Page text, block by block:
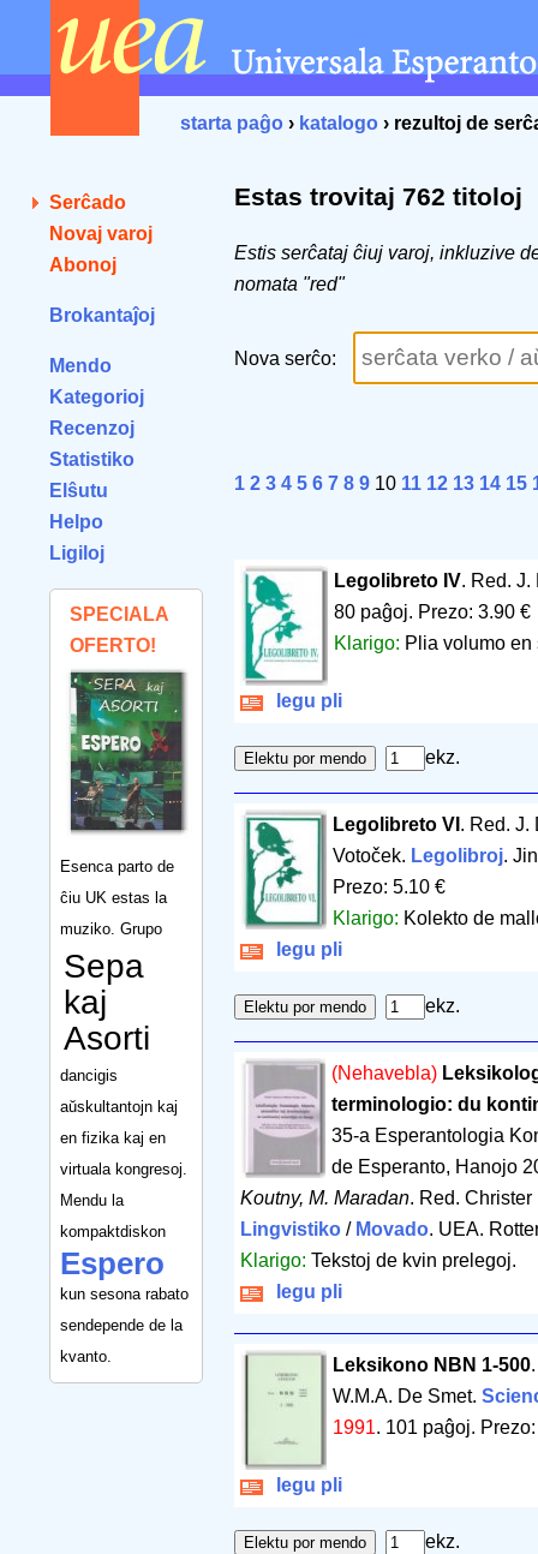
starta paĝo › katalogo › rezultoj de
Serĉado
Novaj varoj
Abonoj
Brokantaĵoj
Mendo
Kategorioj
Recenzoj
Statistiko
Elŝutu
Helpo
Ligiloj
SPECIALA
OFERTO!
Esenca parto de
ĉiu UK estas la
muziko. Grupo
Sepa
kaj
Asorti
dancigis
aŭskultantojn kaj
en fizika kaj en
virtuala kongresoj.
Mendu la
kompaktdiskon
Espero
kun sesona rabato
sendepende de la
kvanto.
Estas trovitaj 762 titoloj
Estis serĉataj ĉiuj varoj, inkluzive
nomata "red"
Nova serĉo:
1 2 3 4 5 6 7 8 9 10 11 12 13 14 15
Legolibreto IV. Red. J.
80 paĝoj. Prezo: 3.90 €
Klarigo: Plia volumo
legu pli
ekz.
Legolibreto VI . Red. J.
Votoček. Legolibroj.
Prezo: 5.10 €
Klarigo: Kolekto de
legu pli
ekz.
(Nehavebla)
terminologio: du
35-a Esperantologia
de Esperanto, Hanojo
Koutny, M. Maradan. Red.
Lingvistiko / Movado. UEA.
Klarigo: Tekstoj de kvin prelegoj.
legu pli
Leksikono NBN 1-500
W.M.A. De Smet.
1991. 101 paĝoj.
legu pli
ekz.